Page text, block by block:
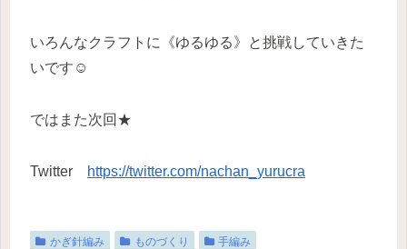
いろんなクラフトに《ゆるゆる》と挑戦していきた
いです☺
ではまた次回★
Twitter https://twitter.com/nachan_yurucra
かぎ針編み ものづくり 手編み